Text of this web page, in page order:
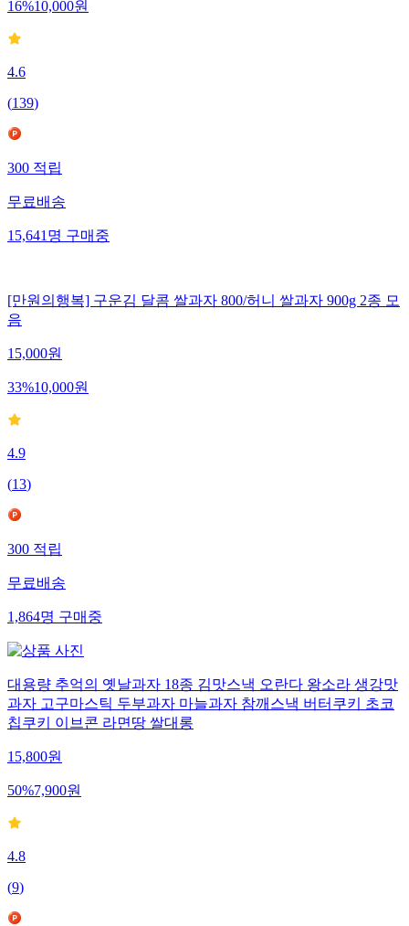
16%10,000원
4.6
(139)
300적립
무료배송
15,641명구매중
[만원의행복] 구운김 달콤 쌀과자 800/허니 쌀과자 900g 2종 모
음
15,000원
33%10,000원
4.9
(13)
300적립
무료배송
1,864명구매중
대용량 추억의 옛날과자 18종 김맛스낵 오란다 왕소라 생강맛
과자 고구마스틱 두부과자 마늘과자 참깨스낵 버터쿠키 초코
칩쿠키 이브콘 라면땅 쌀대롱
15,800원
50%7,900원
4.8
(9)